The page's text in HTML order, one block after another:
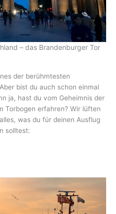
– das Brandenburger Tor
der berühmtesten
bist du auch schon einmal
ja, hast du vom Geheimnis der
Torbogen erfahren? Wir lüften
was du für deinen Ausflug
solltest: